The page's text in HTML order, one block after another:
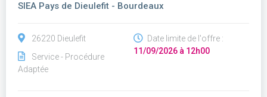
SIEA Pays de Dieulefit - Bourdeaux
26220 Dieulefit
Service - Procédure
Adaptée
Date limite de l'offre :
11/09/2026 à 12h00